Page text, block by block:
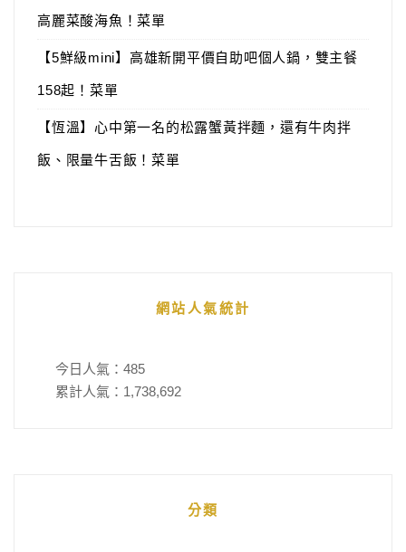
高麗菜酸海魚！菜單
【5鮮級mini】高雄新開平價自助吧個人鍋，雙主餐
158起！菜單
【恆溫】心中第一名的松露蟹黃拌麵，還有牛肉拌
飯、限量牛舌飯！菜單
網站人氣統計
今日人氣： 485
累計人氣： 1,738,692
分類